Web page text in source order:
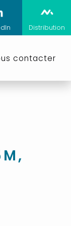
Distribution
contacter